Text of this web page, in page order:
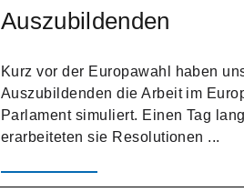
Auszubildenden
Kurz vor der Europawahl haben
Auszubildenden die Arbeit im
Parlament simuliert. Einen Tag lang
erarbeiteten sie Resolutionen ...